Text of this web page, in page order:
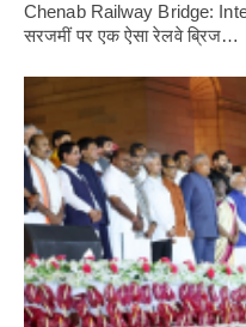
Chenab Railway Bridge:
सरजमीं पर एक ऐसा रेलवे ब्रिज…